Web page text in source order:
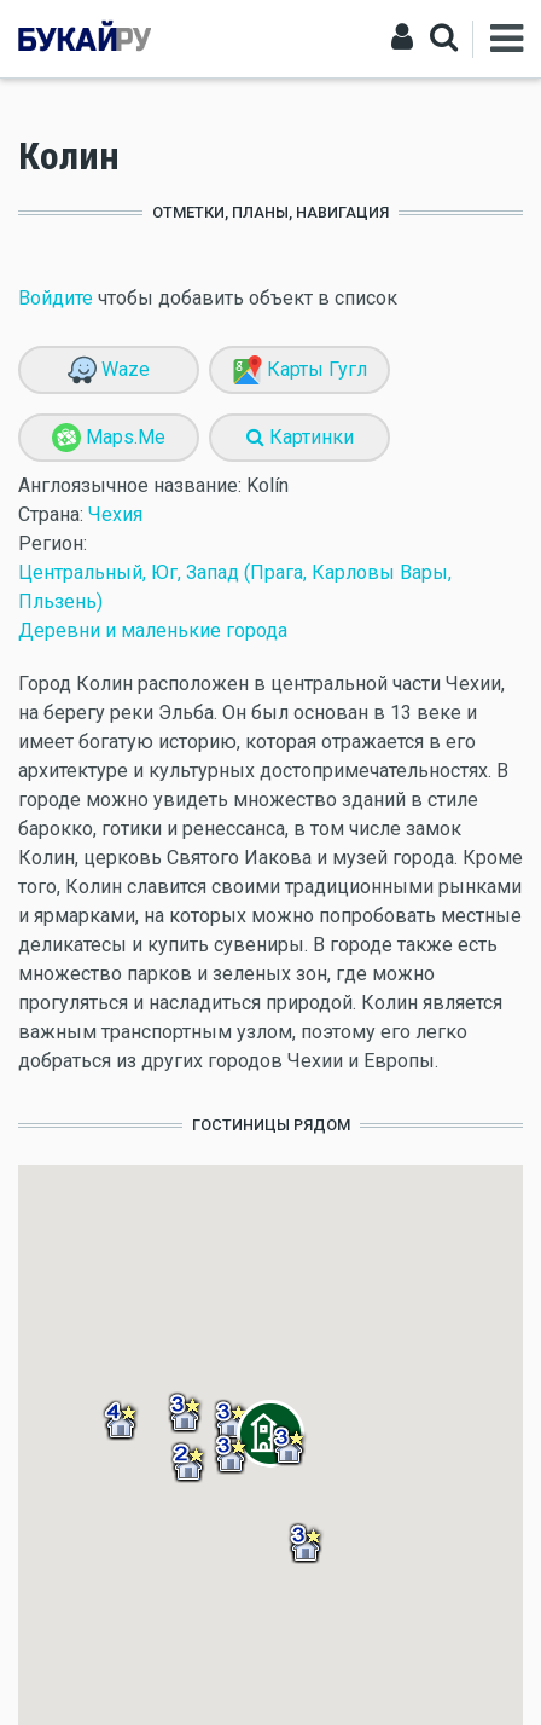
Колин
ОТМЕТКИ, ПЛАНЫ, НАВИГАЦИЯ
Войдите чтобы добавить объект в список
Waze Карты Гугл
Maps.Me Картинки
Англоязычное название: Kolín
Страна: Чехия
Регион:
Центральный, Юг, Запад (Прага, Карловы Вары,
Пльзень)
Деревни и маленькие города
Город Колин расположен в центральной части Чехии,
на берегу реки Эльба. Он был основан в 13 веке и
имеет богатую историю, которая отражается в его
архитектуре и культурных достопримечательностях. В
городе можно увидеть множество зданий в стиле
барокко, готики и ренессанса, в том числе замок
Колин, церковь Святого Иакова и музей города. Кроме
того, Колин славится своими традиционными рынками
и ярмарками, на которых можно попробовать местные
деликатесы и купить сувениры. В городе также есть
множество парков и зеленых зон, где можно
прогуляться и насладиться природой. Колин является
важным транспортным узлом, поэтому его легко
добраться из других городов Чехии и Европы.
ГОСТИНИЦЫ РЯДОМ